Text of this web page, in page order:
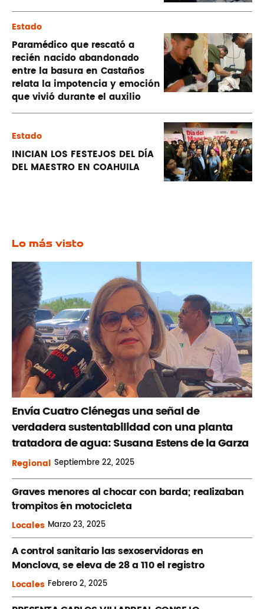
Estado
Paramédico que rescató a
recién nacido abandonado
entre la basura en Castaños
relata la impotencia y emoción
que vivió durante el auxilio
Estado
INICIAN LOS FESTEJOS DEL DÍA
DEL MAESTRO EN COAHUILA
Lo más visto
Envía Cuatro Ciénegas una señal de
verdadera sustentabilidad con una planta
tratadora de agua: Susana Estens de la Garza
Regional Septiembre22, 2025
Graves menores al chocar con barda; realizaban
´trompitos ´en motocicleta
Locales Marzo23, 2025
A control sanitario las sexoservidoras en
Monclova, se eleva de 28 a 110 el registro
Locales Febrero2, 2025